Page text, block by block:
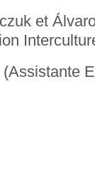
et